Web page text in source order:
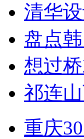
清华
盘点
想过
祁连
重庆